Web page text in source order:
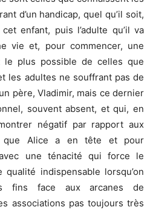
d’un handicap, quel qu’il soit,
enfant, puis l’adulte qu’il va
vie et, pour commencer, une
le plus possible de celles que
les adultes ne souffrant pas de
père, Vladimir, mais ce dernier
souvent absent, et qui, en
négatif par rapport aux
que Alice a en tête et pour
une ténacité qui force le
indispensable lorsqu’on
fins face aux arcanes de
associations pas toujours très